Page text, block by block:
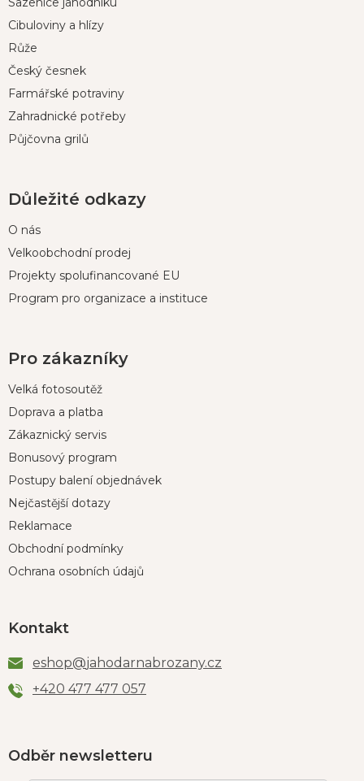
a
Cibuloviny a hlízy
Růže
Český česnek
Farmářské potraviny
Zahradnické potřeby
Půjčovna grilů
Důležité odkazy
O nás
Velkoobchodní prodej
Projekty spolufinancované EU
Program pro organizace a instituce
Pro zákazníky
Velká fotosoutěž
Doprava a platba
Zákaznický servis
Bonusový program
Postupy balení objednávek
Nejčastější dotazy
Reklamace
Obchodní podmínky
Ochrana osobních údajů
Kontakt
eshop@jahodarnabrozany.cz
+420 477 477 057
Odběr newsletteru